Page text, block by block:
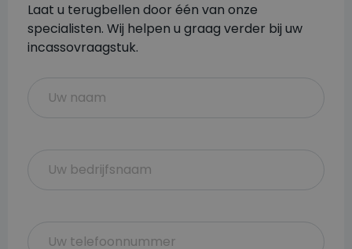
Laat u terugbellen door één van onze
specialisten. Wij helpen u graag verder bij uw
incassovraagstuk.